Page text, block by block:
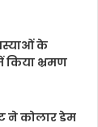
के
किया भ्रमण
ने कोलार डेम